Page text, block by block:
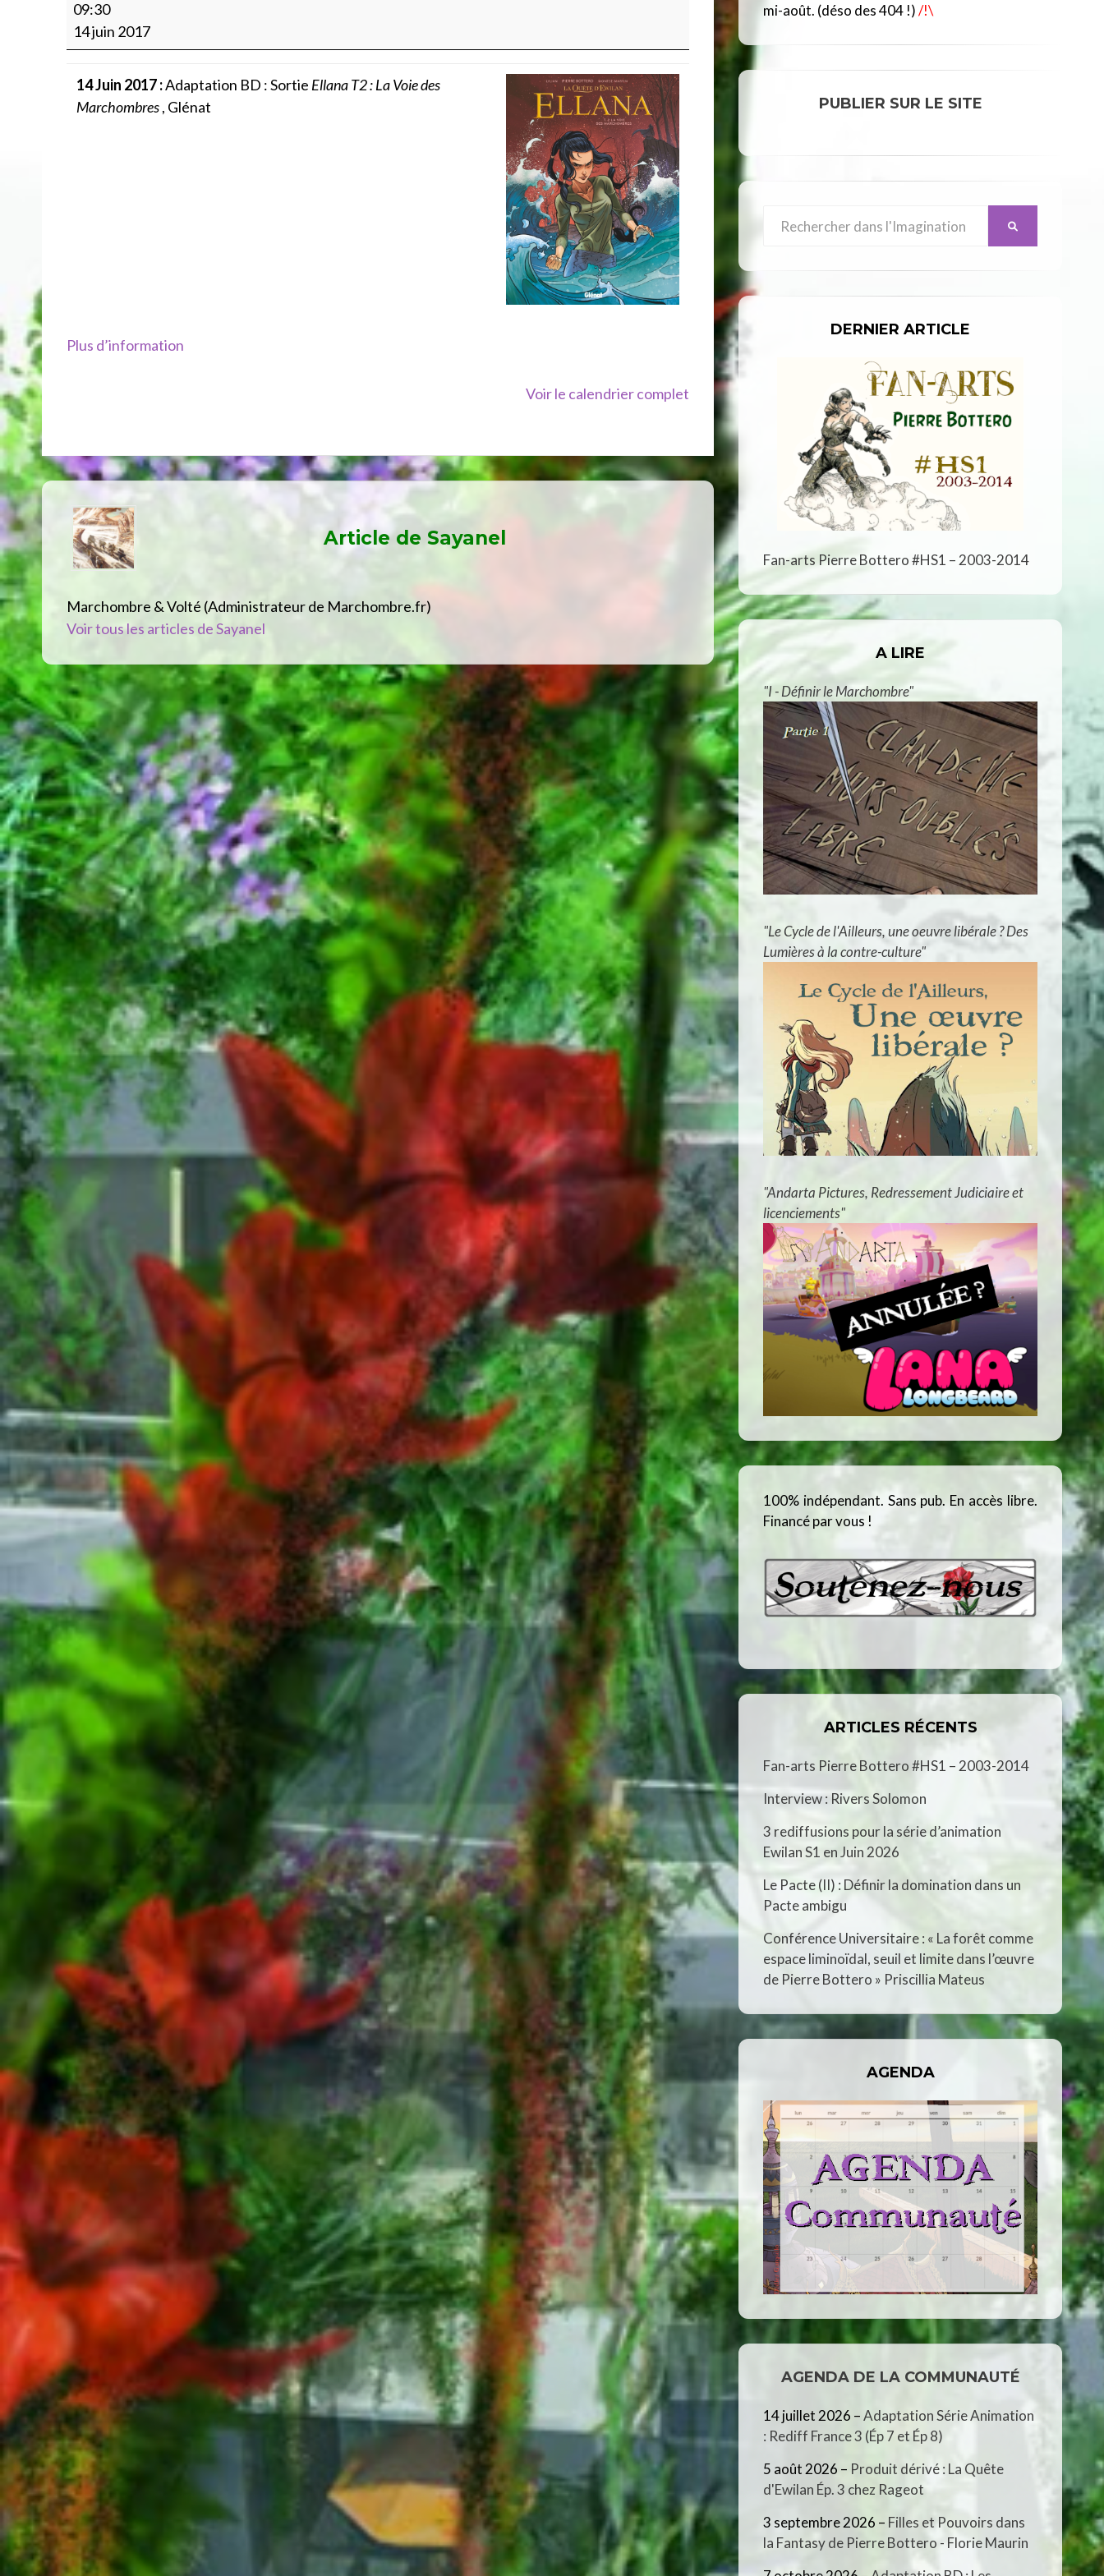
C
BD
:
T2
09:30
14 juin 2017
14 Juin 2017:Adaptation BD : Sortie Ellana T2 : La Voie des
Marchombres, Glénat
Plus d’information
Voir le calendrier complet
Article de Sayanel
Marchombre & Volté (Administrateur de Marchombre.fr)
Voir tous les articles de Sayanel
mi-août. (déso des 404 !)/!\
PUBLIER SUR LE SITE
for:
DERNIER ARTICLE
Fan-arts Pierre Bottero #HS1 – 2003-2014
A LIRE
"I - Définir le Marchombre"
"Le Cycle de l'Ailleurs, une oeuvre libérale ? Des
Lumières à la contre-culture"
"Andarta Pictures, Redressement Judiciaire et
licenciements"
100% indépendant. Sans pub. En accès libre.
Financé par vous !
ARTICLES RÉCENTS
Fan-arts Pierre Bottero #HS1 – 2003-2014
Interview : Rivers Solomon
3 rediffusions pour la série d’animation
Ewilan S1 en Juin 2026
Le Pacte (II) : Définir la domination dans un
Pacte ambigu
Conférence Universitaire : « La forêt comme
espace liminoïdal, seuil et limite dans l’œuvre
de Pierre Bottero » Priscillia Mateus
AGENDA
AGENDA DE LA COMMUNAUTÉ
14 juillet 2026 –Adaptation Série Animation
: Rediff France 3 (Ép 7 et Ép 8)
5 août 2026 – Produit dérivé : La Quête
d'Ewilan Ép. 3 chez Rageot
3 septembre 2026 – Filles et Pouvoirs dans
la Fantasy de Pierre Bottero - Florie Maurin